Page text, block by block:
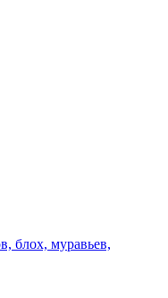
блох, муравьев,